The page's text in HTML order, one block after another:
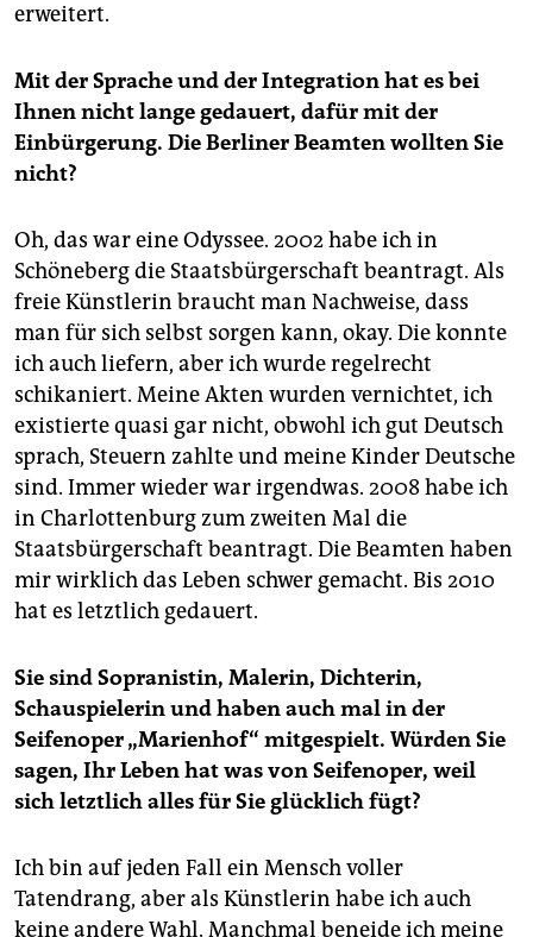
erweitert.
Mit der Sprache und der Integration hat es bei
Ihnen nicht lange gedauert, dafür mit der
Einbürgerung. Die Berliner Beamten wollten Sie
nicht?
Oh, das war eine Odyssee. 2002 habe ich in
Schöneberg die Staatsbürgerschaft beantragt. Als
freie Künstlerin braucht man Nachweise, dass
man für sich selbst sorgen kann, okay. Die konnte
ich auch liefern, aber ich wurde regelrecht
schikaniert. Meine Akten wurden vernichtet, ich
existierte quasi gar nicht, obwohl ich gut Deutsch
sprach, Steuern zahlte und meine Kinder Deutsche
sind. Immer wieder war irgendwas. 2008 habe ich
in Charlottenburg zum zweiten Mal die
Staatsbürgerschaft beantragt. Die Beamten haben
mir wirklich das Leben schwer gemacht. Bis 2010
hat es letztlich gedauert.
Sie sind Sopranistin, Malerin, Dichterin,
Schauspielerin und haben auch mal in der
Seifenoper „Marienhof“ mitgespielt. Würden Sie
sagen, Ihr Leben hat was von Seifenoper, weil
sich letztlich alles für Sie glücklich fügt?
Ich bin auf jeden Fall ein Mensch voller
Tatendrang, aber als Künstlerin habe ich auch
keine andere Wahl. Manchmal beneide ich meine